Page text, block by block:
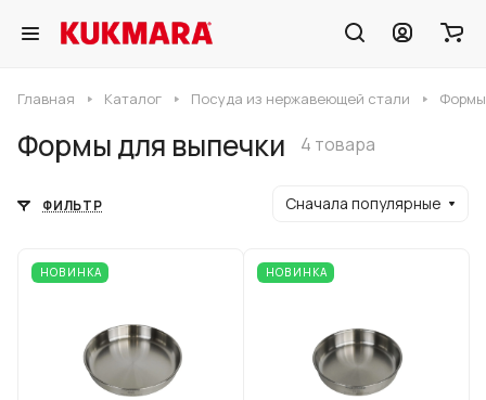
Главная Каталог Посуда из нержавеющей стали
Формы для выпечки 4 товара
ФИЛЬТР Сначала популярные
НОВИНКА НОВИНКА